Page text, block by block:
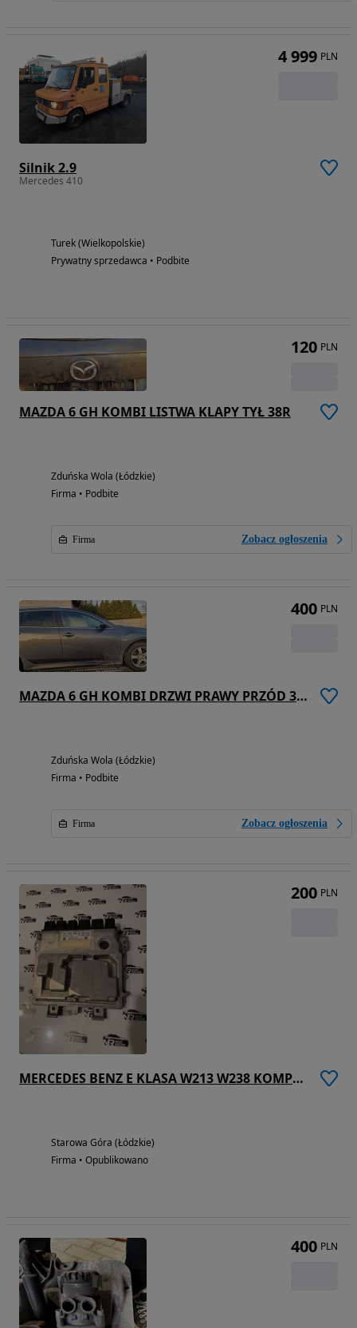
Silnik 2.9
Mercedes 410
Turek (Wielkopolskie)
Prywatny sprzedawca • Podbite
4 999 PLN
MAZDA 6 GH KOMBI LISTWA KLAPY TYŁ 38R
Zduńska Wola (Łódzkie)
Firma • Podbite
Firma Zobacz ogłoszenia
120 PLN
MAZDA 6 GH KOMBI DRZWI PRAWY PRZÓD 38R
Zduńska Wola (Łódzkie)
Firma • Podbite
Firma Zobacz ogłoszenia
400 PLN
MERCEDES BENZ E KLASA W213 W238 KOMPUTER STEROWNIK SILNIK ECU A6549003200
Starowa Góra (Łódzkie)
Firma • Opublikowano
200 PLN
400 PLN